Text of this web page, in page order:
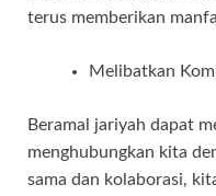
terus memberikan
Melibatkan
Beramal jariyah dapat
menghubungkan kita
sama dan kolaborasi,